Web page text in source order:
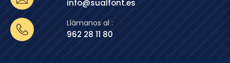
info@sualfont.es
Llámanos al :
962 28 11 80